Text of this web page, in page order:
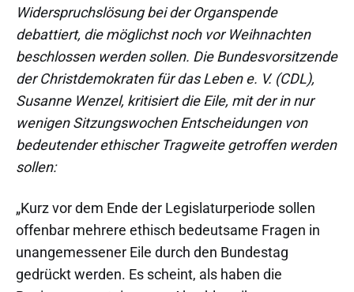
Widerspruchslösung bei der Organspende
debattiert, die möglichst noch vor Weihnachten
beschlossen werden sollen. Die Bundesvorsitzende
der Christdemokraten für das Leben e. V. (CDL),
Susanne Wenzel, kritisiert die Eile, mit der in nur
wenigen Sitzungswochen Entscheidungen von
bedeutender ethischer Tragweite getroffen werden
sollen:
„Kurz vor dem Ende der Legislaturperiode sollen
offenbar mehrere ethisch bedeutsame Fragen in
unangemessener Eile durch den Bundestag
gedrückt werden. Es scheint, als haben die